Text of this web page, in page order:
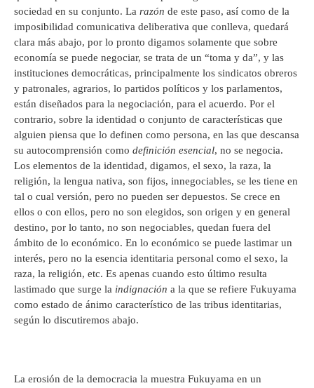
sociedad en su conjunto. La razón de este paso, así como de la
imposibilidad comunicativa deliberativa que conlleva, quedará
clara más abajo, por lo pronto digamos solamente que sobre
economía se puede negociar, se trata de un “toma y da”, y las
instituciones democráticas, principalmente los sindicatos obreros
y patronales, agrarios, lo partidos políticos y los parlamentos,
están diseñados para la negociación, para el acuerdo. Por el
contrario, sobre la identidad o conjunto de características que
alguien piensa que lo definen como persona, en las que descansa
su autocomprensión como definición esencial, no se negocia.
Los elementos de la identidad, digamos, el sexo, la raza, la
religión, la lengua nativa, son fijos, innegociables, se les tiene en
tal o cual versión, pero no pueden ser depuestos. Se crece en
ellos o con ellos, pero no son elegidos, son origen y en general
destino, por lo tanto, no son negociables, quedan fuera del
ámbito de lo económico. En lo económico se puede lastimar un
interés, pero no la esencia identitaria personal como el sexo, la
raza, la religión, etc. Es apenas cuando esto último resulta
lastimado que surge la indignación a la que se refiere Fukuyama
como estado de ánimo característico de las tribus identitarias,
según lo discutiremos abajo.
La erosión de la democracia la muestra Fukuyama en un